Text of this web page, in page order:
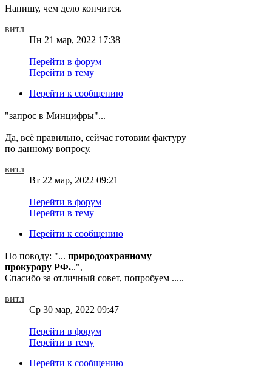
Напишу, чем дело кончится.
витл
Пн 21 мар, 2022 17:38
Перейти в форум
Перейти в тему
Перейти к сообщению
"запрос в Минцифры"...
Да, всё правильно, сейчас готовим фактуру
по данному вопросу.
витл
Вт 22 мар, 2022 09:21
Перейти в форум
Перейти в тему
Перейти к сообщению
По поводу: "... природоохранному
прокурору РФ...",
Спасибо за отличный совет, попробуем .....
витл
Ср 30 мар, 2022 09:47
Перейти в форум
Перейти в тему
Перейти к сообщению